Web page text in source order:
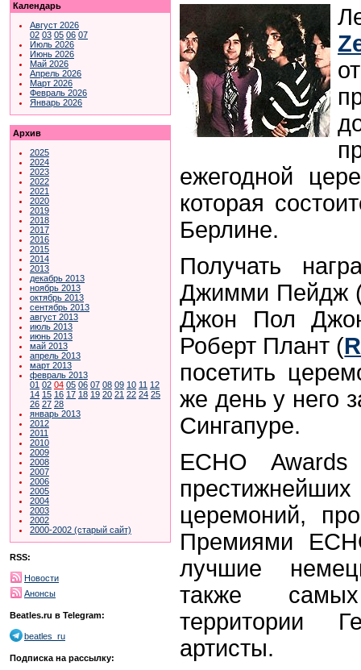
Календарь
Август 2026
02 03 05 06 07
Июль 2026
Июнь 2026
Май 2026
Апрель 2026
Март 2026
Февраль 2026
Январь 2026
Архив
2025
2024
2023
2022
2021
2020
2019
2018
2017
2016
2015
2014
2013
декабрь 2013
ноябрь 2013
октябрь 2013
сентябрь 2013
август 2013
июль 2013
июнь 2013
май 2013
апрель 2013
март 2013
февраль 2013
01 02 04 05 06 07 08 09 10 11 12
14 15 16 17 18 19 20 21 22 24 25
26 27 28
январь 2013
2012
2011
2010
2009
2008
2007
2006
2005
2004
2003
2002
2000-2002 (старый сайт)
RSS:
Новости
Анонсы
Beatles.ru в Telegram:
beatles_ru
Подписка на рассылку:
ежегодной
которая
Берлине.
Получать
Джимми Пейдж
Джон Пол
Роберт Плант (
посетить
же день у него
Сингапуре.
ECHO
церемоний,
Премиями
лучшие
также
территории
артисты.